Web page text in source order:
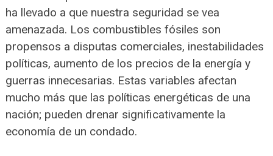
ha llevado a que nuestra seguridad se vea
amenazada. Los combustibles fósiles son
propensos a disputas comerciales, inestabilidades
políticas, aumento de los precios de la energía y
guerras innecesarias. Estas variables afectan
mucho más que las políticas energéticas de una
nación; pueden drenar significativamente la
economía de un condado.